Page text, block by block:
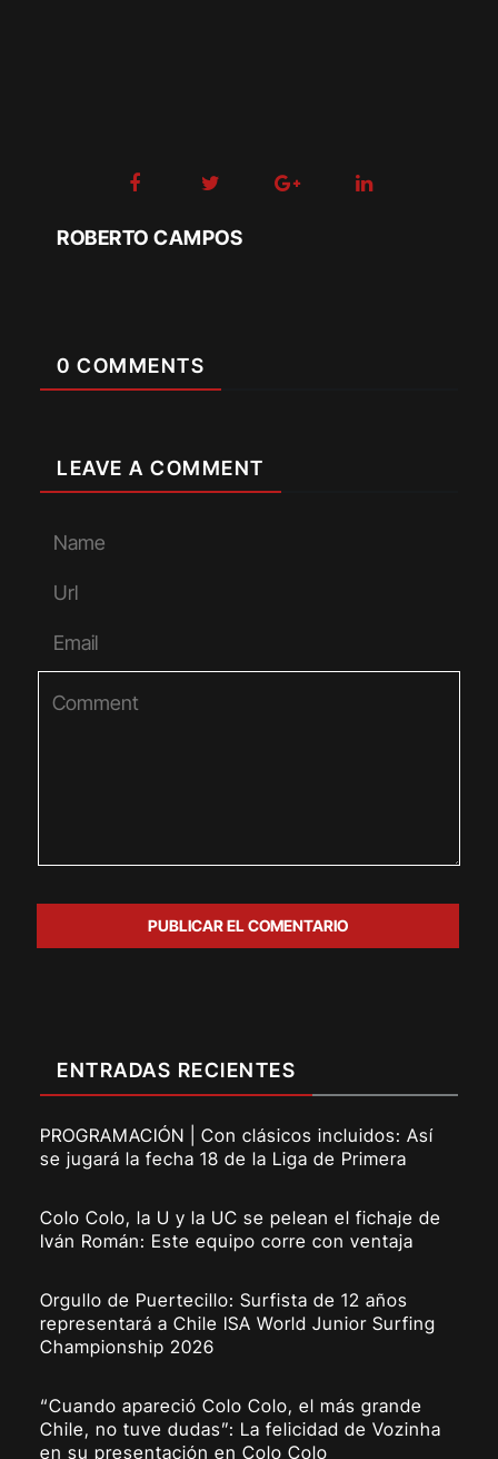
ROBERTO CAMPOS
0 COMMENTS
LEAVE A COMMENT
ENTRADAS RECIENTES
PROGRAMACIÓN | Con clásicos incluidos: Así
se jugará la fecha 18 de la Liga de Primera
Colo Colo, la U y la UC se pelean el fichaje de
Iván Román: Este equipo corre con ventaja
Orgullo de Puertecillo: Surfista de 12 años
representará a Chile ISA World Junior Surfing
Championship 2026
“Cuando apareció Colo Colo, el más grande
Chile, no tuve dudas”: La felicidad de Vozinha
en su presentación en Colo Colo